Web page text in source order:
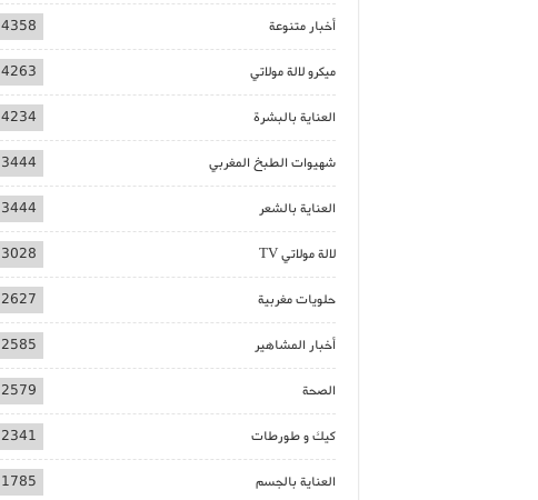
أخبار متنوعة 4358
ميكرو لالة مولاتي 4263
العناية بالبشرة 4234
شهيوات الطبخ المغربي 3444
العناية بالشعر 3444
لالة مولاتي TV 3028
حلويات مغربية 2627
أخبار المشاهير 2585
الصحة 2579
كيك و طورطات 2341
العناية بالجسم 1785